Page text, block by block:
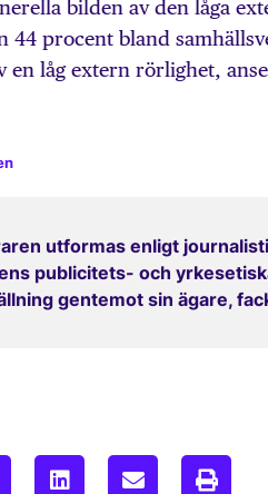
bilden av den låga
44 procent bland
en låg extern rörlighet,
utformas enligt
publicitets- och
gentemot sin ägare,